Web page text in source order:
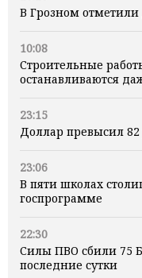
В Грозном
10:08
Строительные
останавливаются
23:15
Доллар превысил
23:06
В пяти школах
госпрограмме
22:30
Силы ПВО сбили 75
последние сутки